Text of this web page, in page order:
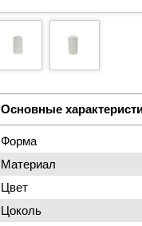
Основные
Форма
Материал
Цвет
Цоколь